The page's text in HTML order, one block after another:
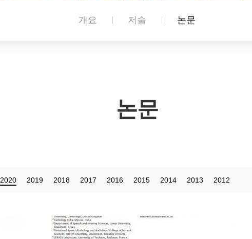
개요 저술 논문
논문
2020 2019 2018 2017 2016 2015 2014 2013 2012